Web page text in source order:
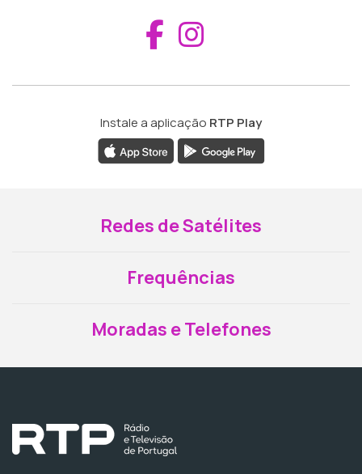
Aceder ao
Instale a aplicação RTP Play
Redes de Satélites
Frequências
Moradas e Telefones